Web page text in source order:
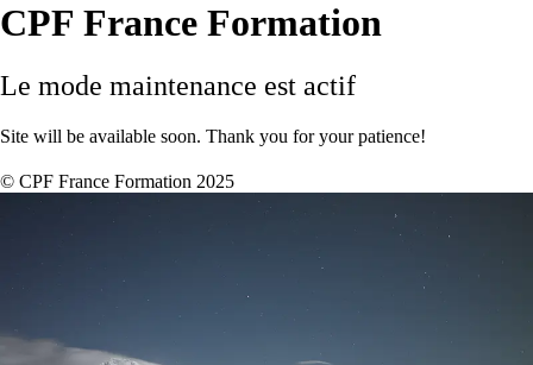
CPF France Formation
Le mode maintenance est actif
Site will be available soon. Thank you for your patience!
© CPF France Formation 2025